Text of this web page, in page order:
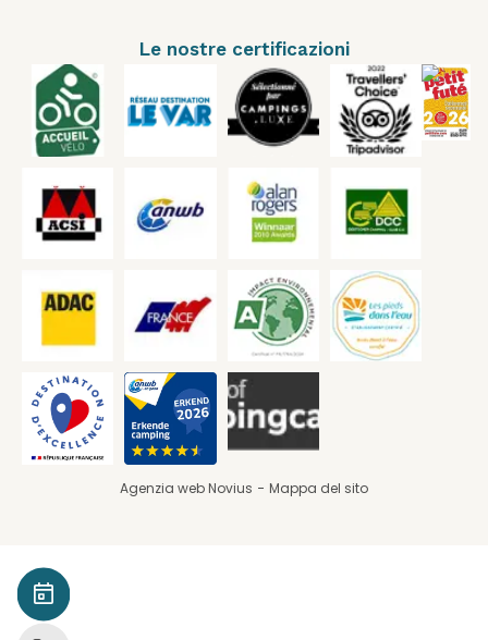
Le nostre certificazioni
Agenzia web Novius Mappa del sito